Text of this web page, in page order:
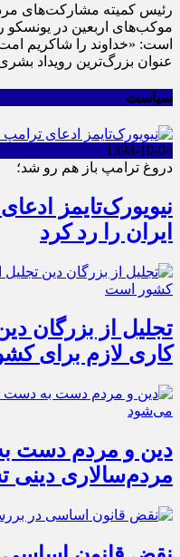
رئیس کمیته مشارکت‌های
موکب‌های اربعین در یونسکو
است: «خداوند را شاکریم
عنوان بزرگ‌ترین رویداد
سیاست
1398-10-04
دروغ ترامپ باز هم رو شد؛
نیویورک‌تایمز
ایران را رد کرد
تجلیل از بزرگان
کاری لازم برای
دین و مردم دست
مردم‌سالاری